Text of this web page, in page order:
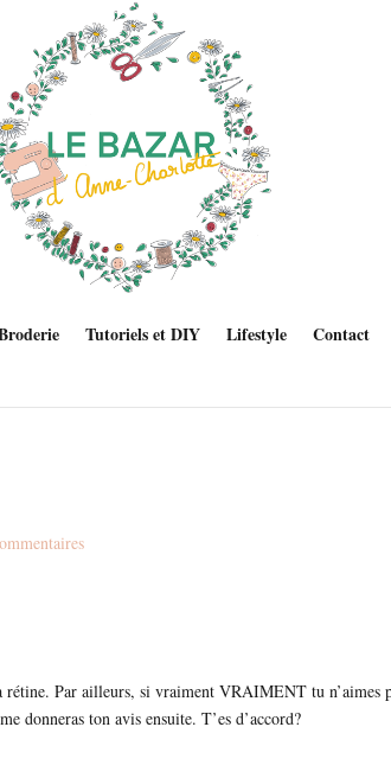
Tutoriels et DIY Lifestyle Contact
Par ailleurs, si vraiment VRAIMENT tu n’aimes
donneras ton avis ensuite. T’es d’accord?